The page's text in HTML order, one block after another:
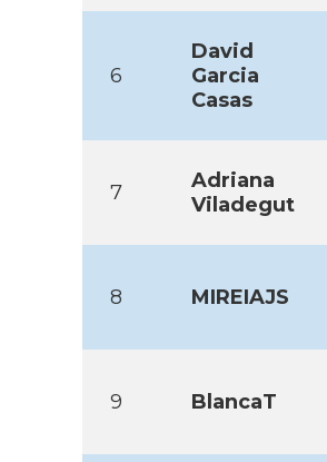
6
David
Garcia
Casas
7
Adriana
Viladegut
8 MIREIAJS
9 BlancaT